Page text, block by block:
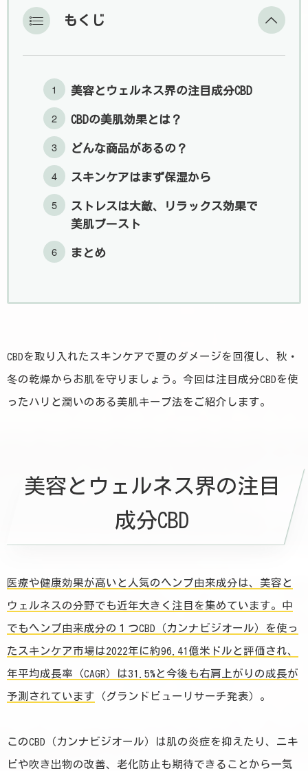
もくじ
美容とウェルネス界の注目成分CBD
CBDの美肌効果とは？
どんな商品があるの？
スキンケアはまず保湿から
ストレスは大敵、リラックス効果で
美肌ブースト
まとめ
CBDを取り入れたスキンケアで夏のダメージを回復し、秋・
冬の乾燥からお肌を守りましょう。今回は注目成分CBDを使
ったハリと潤いのある美肌キープ法をご紹介します。
美容とウェルネス界の注目
成分CBD
医療や健康効果が高いと人気のヘンプ由来成分は、美容と
ウェルネスの分野でも近年大きく注目を集めています。中
でもヘンプ由来成分の１つCBD（カンナビジオール）を使っ
たスキンケア市場は2022年に約96.41億米ドルと評価され、
年平均成長率（CAGR）は31.5%と今後も右肩上がりの成長が
予測されています （グランドビューリサーチ発表）。
このCBD（カンナビジオール）は肌の炎症を抑えたり、ニキ
ビや吹き出物の改善、老化防止も期待できることから一気